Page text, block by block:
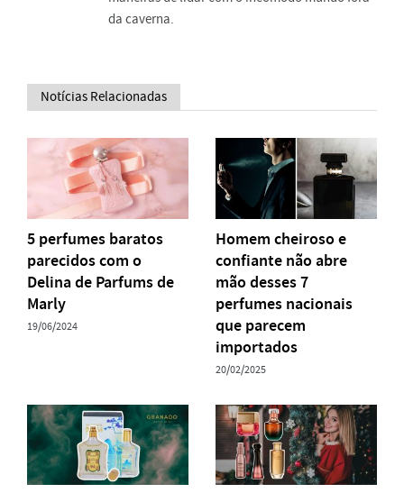
da caverna.
Notícias Relacionadas
5 perfumes baratos
parecidos com o
Delina de Parfums de
Marly
19/06/2024
Homem cheiroso e
confiante não abre
mão desses 7
perfumes nacionais
que parecem
importados
20/02/2025